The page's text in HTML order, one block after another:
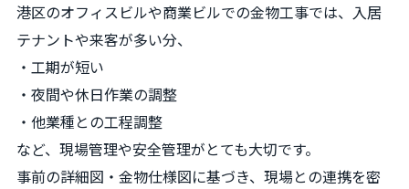
港区のオフィスビルや商業ビルでの金物工事では、入居
テナントや来客が多い分、
・工期が短い
・夜間や休日作業の調整
・他業種との工程調整
など、現場管理や安全管理がとても大切です。
事前の詳細図・金物仕様図に基づき、現場との連携を密